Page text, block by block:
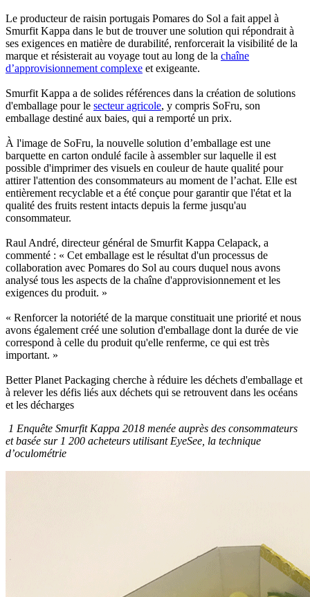
Le producteur de raisin portugais Pomares do Sol a fait appel à
Smurfit Kappa dans le but de trouver une solution qui répondrait à
ses exigences en matière de durabilité, renforcerait la visibilité de la
marque et résisterait au voyage tout au long de la chaîne
d’approvisionnement complexe et exigeante.
Smurfit Kappa a de solides références dans la création de solutions
d'emballage pour le secteur agricole, y compris SoFru, son
emballage destiné aux baies, qui a remporté un prix.
À l'image de SoFru, la nouvelle solution d’emballage est une
barquette en carton ondulé facile à assembler sur laquelle il est
possible d'imprimer des visuels en couleur de haute qualité pour
attirer l'attention des consommateurs au moment de l’achat. Elle est
entièrement recyclable et a été conçue pour garantir que l'état et la
qualité des fruits restent intacts depuis la ferme jusqu'au
consommateur.
Raul André, directeur général de Smurfit Kappa Celapack, a
commenté : « Cet emballage est le résultat d'un processus de
collaboration avec Pomares do Sol au cours duquel nous avons
analysé tous les aspects de la chaîne d'approvisionnement et les
exigences du produit. »
« Renforcer la notoriété de la marque constituait une priorité et nous
avons également créé une solution d'emballage dont la durée de vie
correspond à celle du produit qu'elle renferme, ce qui est très
important. »
Better Planet Packaging cherche à réduire les déchets d'emballage et
à relever les défis liés aux déchets qui se retrouvent dans les océans
et les décharges
1 Enquête Smurfit Kappa 2018 menée auprès des consommateurs
et basée sur 1 200 acheteurs utilisant EyeSee, la technique
d’oculométrie